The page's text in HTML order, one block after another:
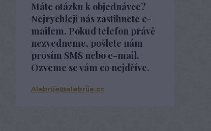
Máte otázku k objednávce?
Nejrychleji nás zastihnete e-
mailem. Pokud telefon právě
nezvedneme, pošlete nám
prosím SMS nebo e-mail.
Ozveme se vám co nejdříve.
Alebrije@alebrije.cz